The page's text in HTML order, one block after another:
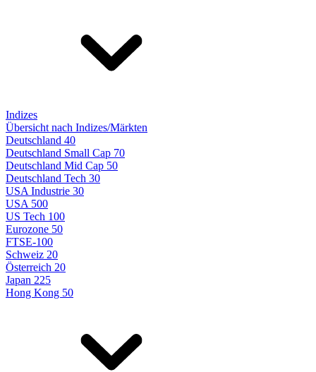
Indizes
Übersicht nach Indizes/Märkten
Deutschland 40
Deutschland Small Cap 70
Deutschland Mid Cap 50
Deutschland Tech 30
USA Industrie 30
USA 500
US Tech 100
Eurozone 50
FTSE-100
Schweiz 20
Österreich 20
Japan 225
Hong Kong 50